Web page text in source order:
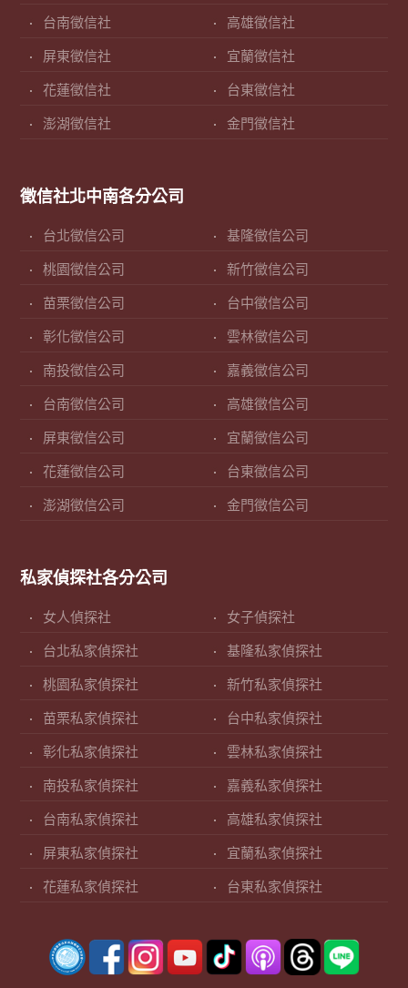
台南徵信社 高雄徵信社
屏東徵信社 宜蘭徵信社
花蓮徵信社 台東徵信社
澎湖徵信社 金門徵信社
徵信社北中南各分公司
台北徵信公司 基隆徵信公司
桃園徵信公司 新竹徵信公司
苗栗徵信公司 台中徵信公司
彰化徵信公司 雲林徵信公司
南投徵信公司 嘉義徵信公司
台南徵信公司 高雄徵信公司
屏東徵信公司 宜蘭徵信公司
花蓮徵信公司 台東徵信公司
澎湖徵信公司 金門徵信公司
私家偵探社各分公司
女人偵探社 女子偵探社
台北私家偵探社 基隆私家偵探社
桃園私家偵探社 新竹私家偵探社
苗栗私家偵探社 台中私家偵探社
彰化私家偵探社 雲林私家偵探社
南投私家偵探社 嘉義私家偵探社
台南私家偵探社 高雄私家偵探社
屏東私家偵探社 宜蘭私家偵探社
花蓮私家偵探社 台東私家偵探社